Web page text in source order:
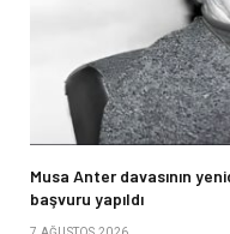
Musa Anter davasının
başvuru yapıldı